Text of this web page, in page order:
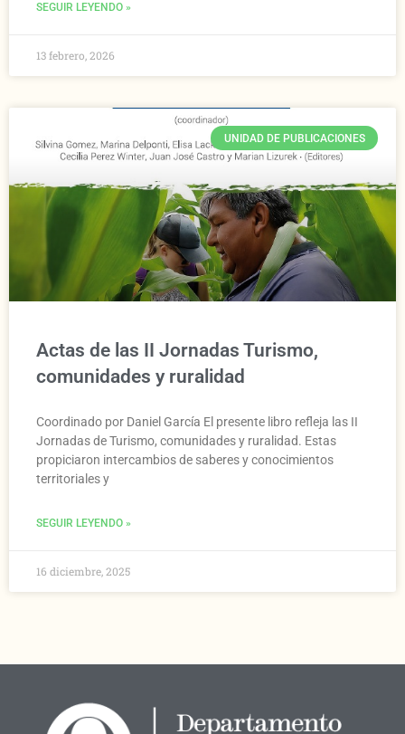
SEGUIR LEYENDO »
13 febrero, 2026
UNIDAD DE PUBLICACIONES
Actas de las II Jornadas Turismo,
comunidades y ruralidad
Coordinado por Daniel García El presente libro refleja las II
Jornadas de Turismo, comunidades y ruralidad. Estas
propiciaron intercambios de saberes y conocimientos
territoriales y
SEGUIR LEYENDO »
16 diciembre, 2025